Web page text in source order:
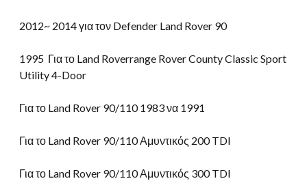
2012~ 2014 για τον Defender Land Rover 90
1995 Για το Land Roverrange Rover County Classic Sport
Utility 4-Door
Για το Land Rover 90/110 1983 να 1991
Για το Land Rover 90/110 Αμυντικός 200 TDI
Για το Land Rover 90/110 Αμυντικός 300 TDI